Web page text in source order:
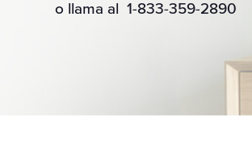
o llama al 1-833-359-2890